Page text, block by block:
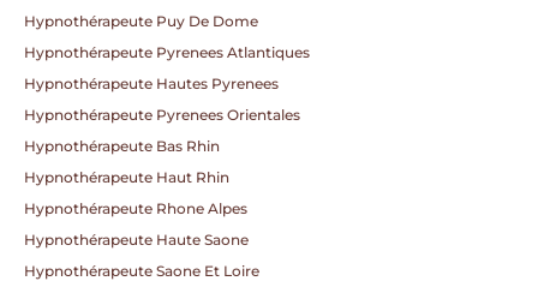
Hypnothérapeute Puy De Dome
Hypnothérapeute Pyrenees Atlantiques
Hypnothérapeute Hautes Pyrenees
Hypnothérapeute Pyrenees Orientales
Hypnothérapeute Bas Rhin
Hypnothérapeute Haut Rhin
Hypnothérapeute Rhone Alpes
Hypnothérapeute Haute Saone
Hypnothérapeute Saone Et Loire